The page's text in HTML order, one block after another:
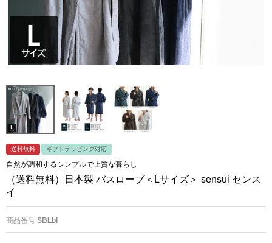
送料無料 ギフトラッピング対応
自然が調和するシンプルで上質な暮らし
（送料無料）日本製 バスローブ＜Lサイズ＞ sensui センス
イ
商品番号 SBLbl